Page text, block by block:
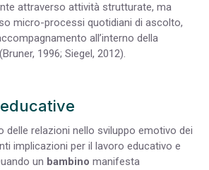
attraverso attività strutturate, ma
micro-processi quotidiani di ascolto,
all’interno della
1996; Siegel, 2012).
delle relazioni nello sviluppo emotivo dei
implicazioni per il lavoro educativo e
un bambino manifesta